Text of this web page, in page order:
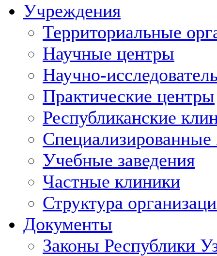
Учреждения
Территориальные
Научные центры
Научно-
Практические центры
Республиканские
Учебные заведения
Частные клиники
Структура
Документы
Законы Республики